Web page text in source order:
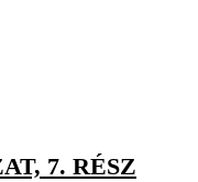
7. RÉSZ